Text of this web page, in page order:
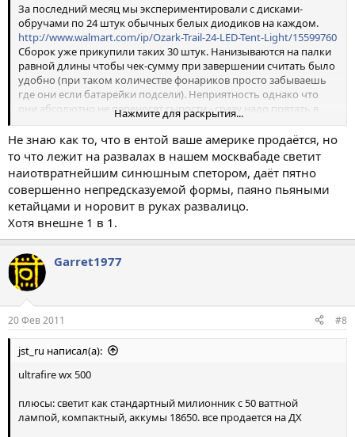
За последний месяц мы экспериментировали с дисками-
обручами по 24 штук обычных белых диодиков на каждом.
http://www.walmart.com/ip/Ozark-Trail-24-LED-Tent-Light/15599760
Сборок уже прикупили таких 30 штук. Нанизываются на палки
равной длины чтобы чек-сумму при завершении считать было
удобно (при таком количестве фонариков просто забываешь
где они если батарейки подсели). Неприятность однако что
они абсолютно не переносят сырости - сразу надо прятать в
транс иначе сгниют - там планарный монтаж на платках с
тонюсенькими дорожками без какого либо лака. Абсолютно
Нажмите для раскрытия...
Не знаю как то, что в ентой ваше америке продаётся, но
то что лежит на развалах в нашем москвабаде светит
наиотвратнейшим синюшным спетором, даёт пятно
совершенно непредсказуемой формы, паяно пьяными
кетайцами и норовит в руках развалицо.
Хотя внешне 1 в 1.
Garret1977
20 Фев 2011 #8
jst_ru написал(а):
ultrafire wx 500
плюсы: светит как стандартный милионник с 50 ваттной
лампой, компактный, аккумы 18650. все продается на ДХ